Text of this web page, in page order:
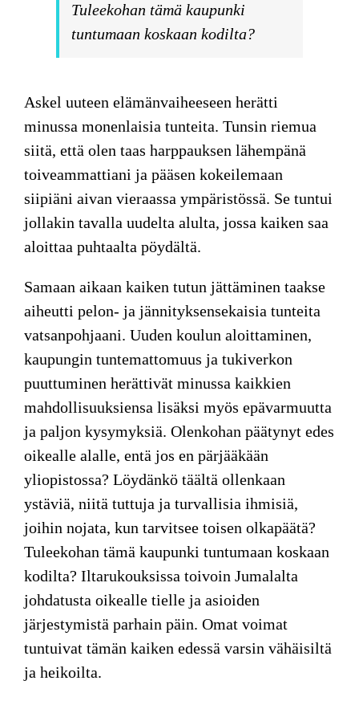
Tuleekohan tämä kaupunki
tuntumaan koskaan kodilta?
Askel uuteen elämänvaiheeseen herätti
minussa monenlaisia tunteita. Tunsin riemua
siitä, että olen taas harppauksen lähempänä
toiveammattiani ja pääsen kokeilemaan
siipiäni aivan vieraassa ympäristössä. Se tuntui
jollakin tavalla uudelta alulta, jossa kaiken saa
aloittaa puhtaalta pöydältä.
Samaan aikaan kaiken tutun jättäminen taakse
aiheutti pelon- ja jännityksensekaisia tunteita
vatsanpohjaani. Uuden koulun aloittaminen,
kaupungin tuntemattomuus ja tukiverkon
puuttuminen herättivät minussa kaikkien
mahdollisuuksiensa lisäksi myös epävarmuutta
ja paljon kysymyksiä. Olenkohan päätynyt edes
oikealle alalle, entä jos en pärjääkään
yliopistossa? Löydänkö täältä ollenkaan
ystäviä, niitä tuttuja ja turvallisia ihmisiä,
joihin nojata, kun tarvitsee toisen olkapäätä?
Tuleekohan tämä kaupunki tuntumaan koskaan
kodilta? Iltarukouksissa toivoin Jumalalta
johdatusta oikealle tielle ja asioiden
järjestymistä parhain päin. Omat voimat
tuntuivat tämän kaiken edessä varsin vähäisiltä
ja heikoilta.